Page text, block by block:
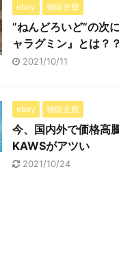
ebay 物販全般
”ねんどろいど”の次
ャラグミン』とは？
2021/10/11
ebay 物販全般
今、国内外で価格高
KAWSがアツい
2021/10/24